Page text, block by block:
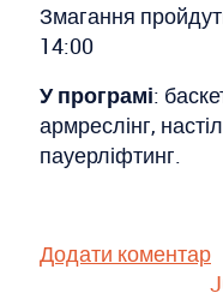
Змагання
14:00
У програмі:
армреслінг,
пауерліфтинг.
Додати коментар